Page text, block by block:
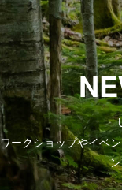
ワークショップやイベ